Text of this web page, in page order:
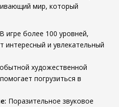
мир, который
В игре более 100 уровней,
интересный и увлекательный
художественной
погрузиться в
Поразительное звуковое